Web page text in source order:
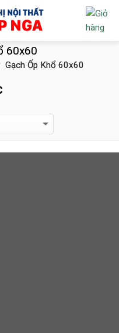
60x60
Gạch Ốp Khổ 60x60